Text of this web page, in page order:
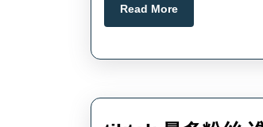
Read MoreRead
More